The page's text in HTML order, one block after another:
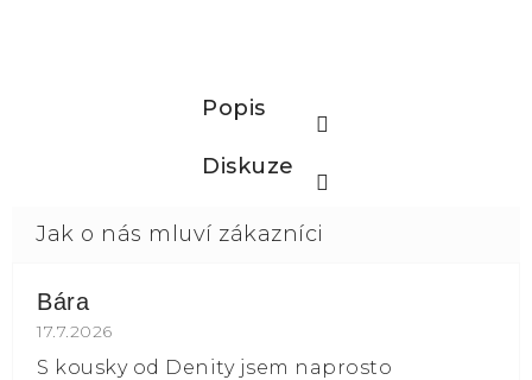
Popis
Diskuze
Bára
Hodnocení obchodu je 5 z 5 hvězdiček.
17.7.2026
S kousky od Denity jsem naprosto